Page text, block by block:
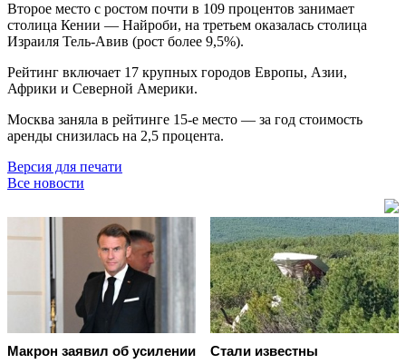
Второе место с ростом почти в 109 процентов занимает
столица Кении — Найроби, на третьем оказалась столица
Израиля Тель-Авив (рост более 9,5%).
Рейтинг включает 17 крупных городов Европы, Азии,
Африки и Северной Америки.
Москва заняла в рейтинге 15-е место — за год стоимость
аренды снизилась на 2,5 процента.
Версия для печати
Все новости
Макрон заявил об усилении
Стали известны